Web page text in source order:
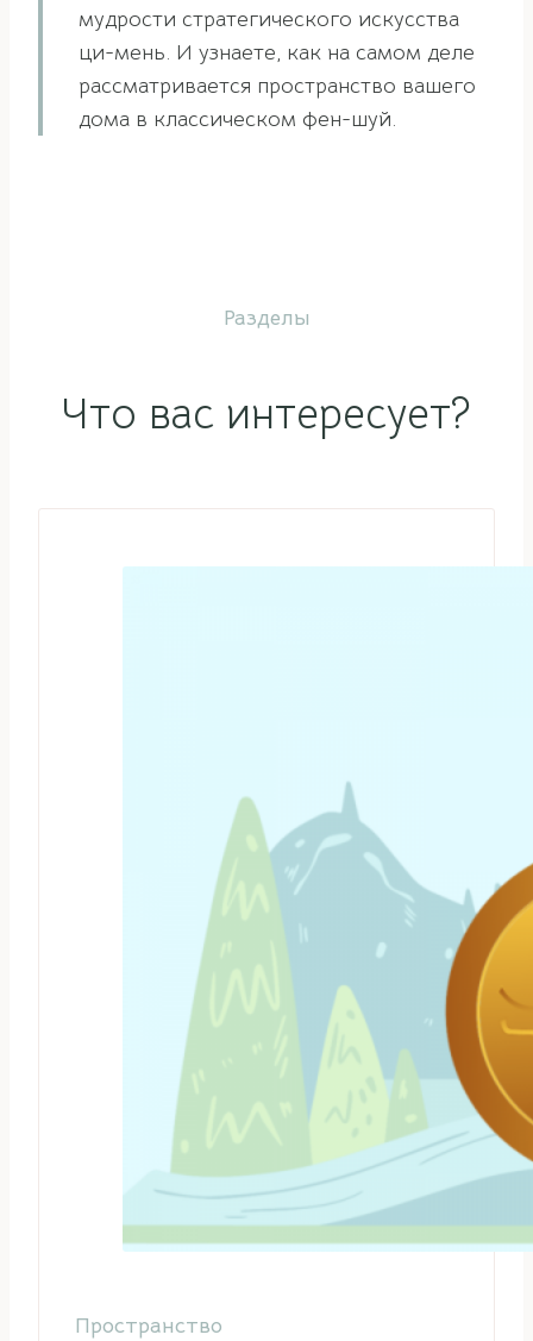
мудрости стратегического искусства
ци-мень. И узнаете, как на самом деле
рассматривается пространство вашего
дома в классическом фен-шуй.
Разделы
Что вас интересует?
Пространство